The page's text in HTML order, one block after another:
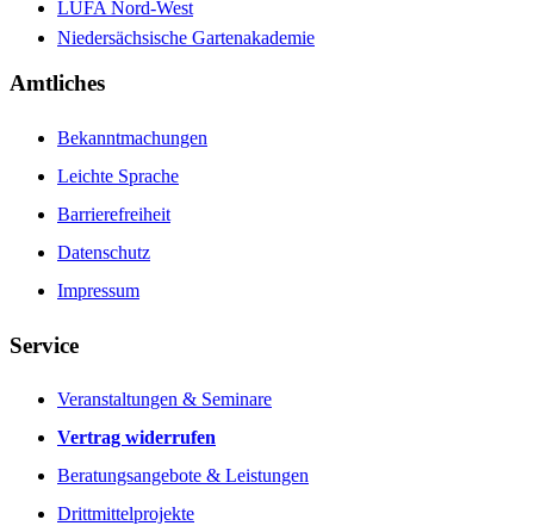
LUFA Nord-West
Niedersächsische Gartenakademie
Amtliches
Bekanntmachungen
Leichte Sprache
Barrierefreiheit
Datenschutz
Impressum
Service
Veranstaltungen & Seminare
Vertrag widerrufen
Beratungsangebote & Leistungen
Drittmittelprojekte